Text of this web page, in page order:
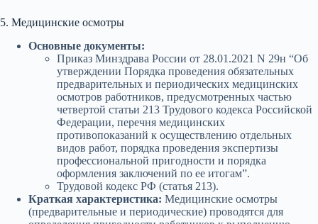
5. Медицинские осмотры
Основные документы:
Приказ Минздрава России от 28.01.2021 N 29н “Об
утверждении Порядка проведения обязательных
предварительных и периодических медицинских
осмотров работников, предусмотренных частью
четвертой статьи 213 Трудового кодекса Российской
Федерации, перечня медицинских
противопоказаний к осуществлению отдельных
видов работ, порядка проведения экспертизы
профессиональной пригодности и порядка
оформления заключений по ее итогам”.
Трудовой кодекс РФ (статья 213).
Краткая характеристика: Медицинские осмотры
(предварительные и периодические) проводятся для